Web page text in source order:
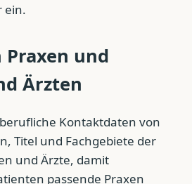
ein.
Praxen und
Ärzten
Kontaktdaten von
Titel und Fachgebiete der
und Ärzte, damit
passende Praxen